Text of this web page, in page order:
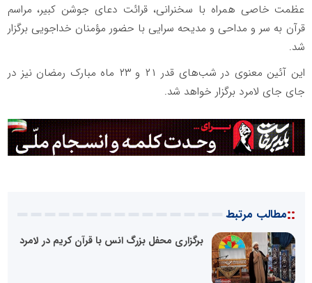
عظمت خاصی همراه با سخنرانی، قرائت دعای جوشن کبیر، مراسم
قرآن به سر و مداحی و مدیحه سرایی با حضور مؤمنان خداجویی برگزار
شد.
این آئین معنوی در شب‌های قدر ۲۱ و ۲۳ ماه مبارک رمضان نیز در
جای جای لامرد برگزار خواهد شد.
::مطالب مرتبط
برگزاری محفل بزرگ انس با قرآن کریم در لامرد